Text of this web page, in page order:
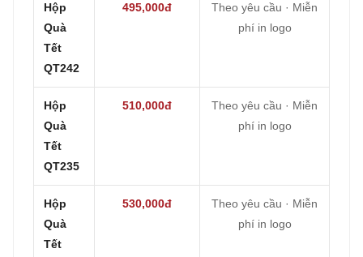
Hộp
Quà
Tết
QT242
495,000đ
Theo yêu cầu · Miễn
phí in logo
Hộp
Quà
Tết
QT235
510,000đ
Theo yêu cầu · Miễn
phí in logo
Hộp
Quà
Tết
530,000đ
Theo yêu cầu · Miễn
phí in logo